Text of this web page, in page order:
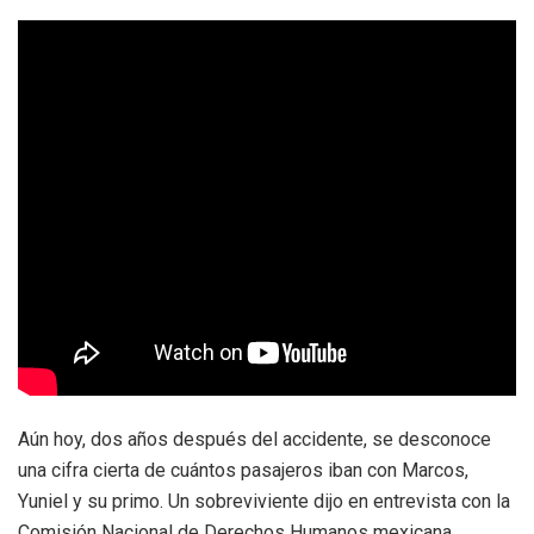
Aún hoy, dos años después del accidente, se desconoce
una cifra cierta de cuántos pasajeros iban con Marcos,
Yuniel y su primo. Un sobreviviente dijo en entrevista con la